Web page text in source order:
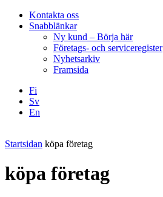
Kontakta oss
Snabblänkar
Ny kund – Börja här
Företags- och serviceregister
Nyhetsarkiv
Framsida
Fi
Sv
En
Startsidan köpa företag
köpa företag